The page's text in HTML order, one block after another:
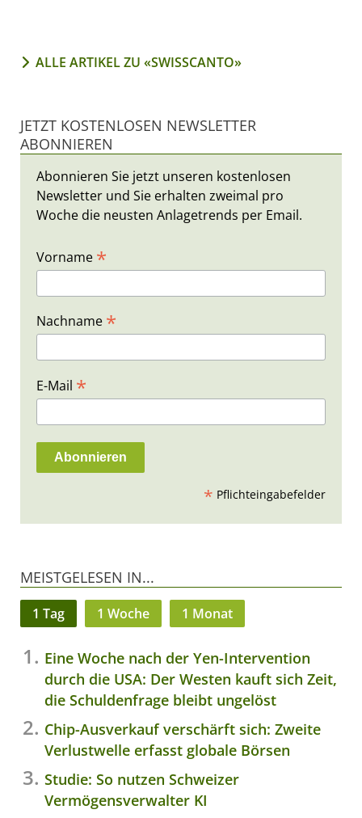
ALLE ARTIKEL ZU «SWISSCANTO»
JETZT KOSTENLOSEN NEWSLETTER
ABONNIEREN
Abonnieren Sie jetzt unseren kostenlosen
Newsletter und Sie erhalten zweimal pro
Woche die neusten Anlagetrends per Email.
Vorname *
Nachname *
E-Mail *
* Pflichteingabefelder
MEISTGELESEN IN...
1 Tag 1 Woche 1 Monat
Eine Woche nach der Yen-Intervention
durch die USA: Der Westen kauft sich Zeit,
die Schuldenfrage bleibt ungelöst
Chip-Ausverkauf verschärft sich: Zweite
Verlustwelle erfasst globale Börsen
Studie: So nutzen Schweizer
Vermögensverwalter KI